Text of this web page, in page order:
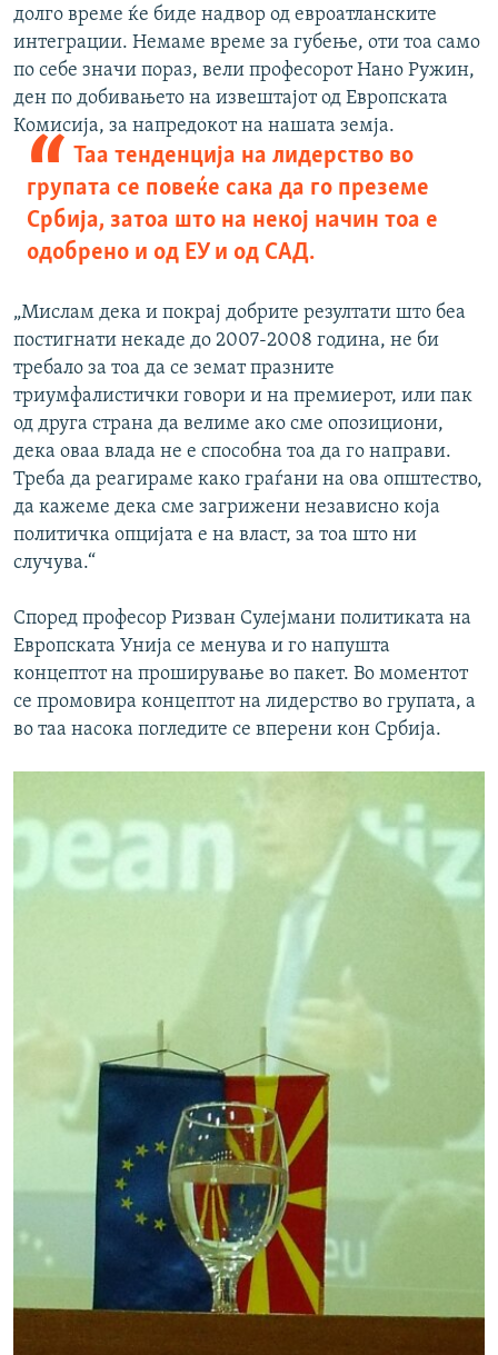
долго време ќе биде надвор од евроатланските
интеграции. Немаме време за губење, оти тоа само
по себе значи пораз, вели професорот Нано Ружин,
ден по добивањето на извештајот од Европската
Комисија, за напредокот на нашата земја.
Таа тенденција на лидерство во
групата се повеќе сака да го преземе
Србија, затоа што на некој начин тоа е
одобрено и од ЕУ и од САД.
„Мислам дека и покрај добрите резултати што беа
постигнати некаде до 2007-2008 година, не би
требало за тоа да се земат празните
триумфалистички говори и на премиерот, или пак
од друга страна да велиме ако сме опозициони,
дека оваа влада не е способна тоа да го направи.
Треба да реагираме како граѓани на ова општество,
да кажеме дека сме загрижени независно која
политичка опцијата е на власт, за тоа што ни
случува.“
Според професор Ризван Сулејмани политиката на
Европската Унија се менува и го напушта
концептот на проширување во пакет. Во моментот
се промовира концептот на лидерство во групата, а
во таа насока погледите се вперени кон Србија.